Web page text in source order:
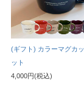
(ギフト) カラーマグカ
ット
4,000円(税込)